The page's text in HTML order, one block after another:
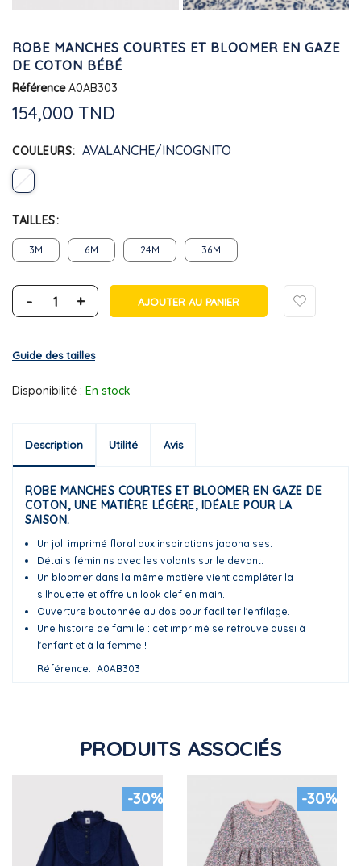
ROBE MANCHES COURTES ET BLOOMER EN GAZE
DE COTON BÉBÉ
Référence A0AB303
154,000 TND
COULEURS AVALANCHE/INCOGNITO
TAILLES
3M 6M 24M 36M
- + AJOUTER AU PANIER
Guide des tailles
Disponibilité : En stock
Description Utilité Avis
ROBE MANCHES COURTES ET BLOOMER EN GAZE DE
COTON, UNE MATIÈRE LÉGÈRE, IDÉALE POUR LA
SAISON.
Un joli imprimé floral aux inspirations japonaises.
Détails féminins avec les volants sur le devant.
Un bloomer dans la même matière vient compléter la
silhouette et offre un look clef en main.
Ouverture boutonnée au dos pour faciliter l'enfilage.
Une histoire de famille : cet imprimé se retrouve aussi à
l'enfant et à la femme !
Référence
A0AB303
PRODUITS ASSOCIÉS
-30% -30%